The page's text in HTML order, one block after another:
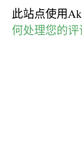
此站点使用
何处理您的